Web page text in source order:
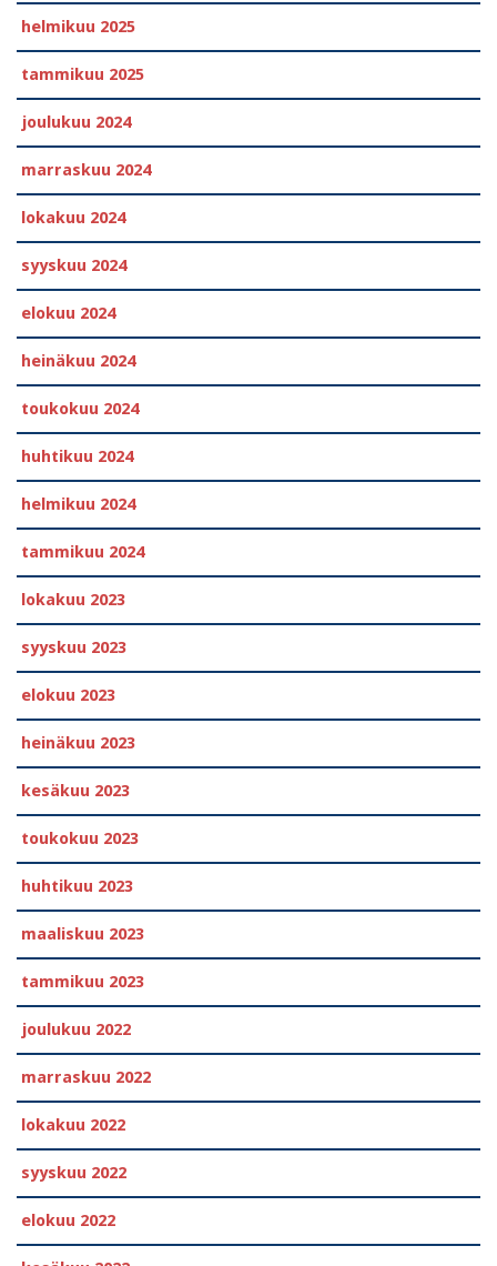
helmikuu 2025
tammikuu 2025
joulukuu 2024
marraskuu 2024
lokakuu 2024
syyskuu 2024
elokuu 2024
heinäkuu 2024
toukokuu 2024
huhtikuu 2024
helmikuu 2024
tammikuu 2024
lokakuu 2023
syyskuu 2023
elokuu 2023
heinäkuu 2023
kesäkuu 2023
toukokuu 2023
huhtikuu 2023
maaliskuu 2023
tammikuu 2023
joulukuu 2022
marraskuu 2022
lokakuu 2022
syyskuu 2022
elokuu 2022